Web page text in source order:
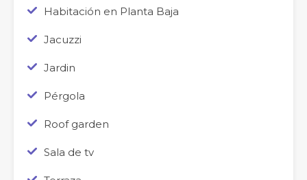
Habitación en Planta Baja
Jacuzzi
Jardin
Pérgola
Roof garden
Sala de tv